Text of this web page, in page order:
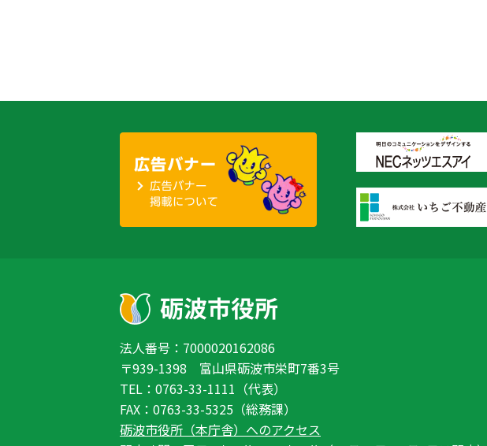
法人番号：7000020162086
〒939-1398 富山県砺波市栄町7番3号
TEL：0763-33-1111（代表）
FAX：0763-33-5325（総務課）
砺波市役所（本庁舎）へのアクセス